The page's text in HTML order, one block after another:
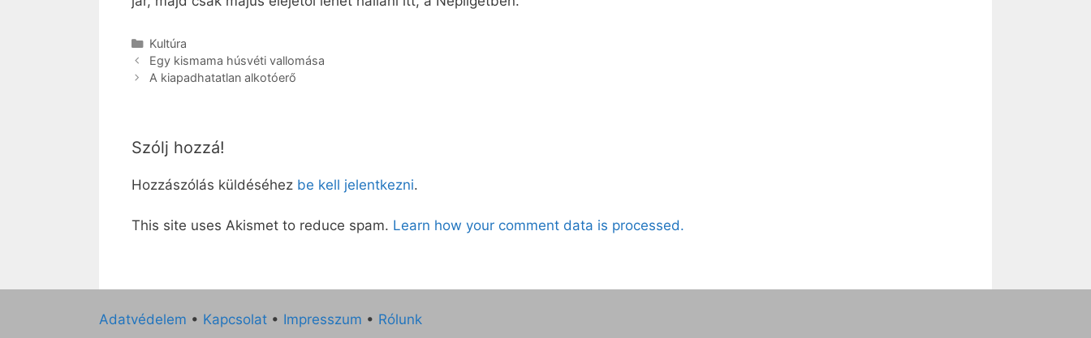
Kategória
Kultúra
Egy kismama húsvéti vallomása
A kiapadhatatlan alkotóerő
Szólj hozzá!
Hozzászólás küldéséhez be kell jelentkezni.
This site uses Akismet to reduce spam. Learn how your comment data is processed.
Adatvédelem • Kapcsolat • Impresszum • Rólunk